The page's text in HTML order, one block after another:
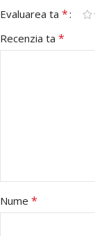
Evaluarea ta *
Recenzia ta *
Nume *